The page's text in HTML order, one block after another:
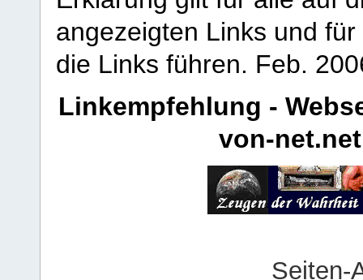
angezeigten Links und
die Links führen. Feb.
Linkempfehlung -
von-net.net
Seiten-